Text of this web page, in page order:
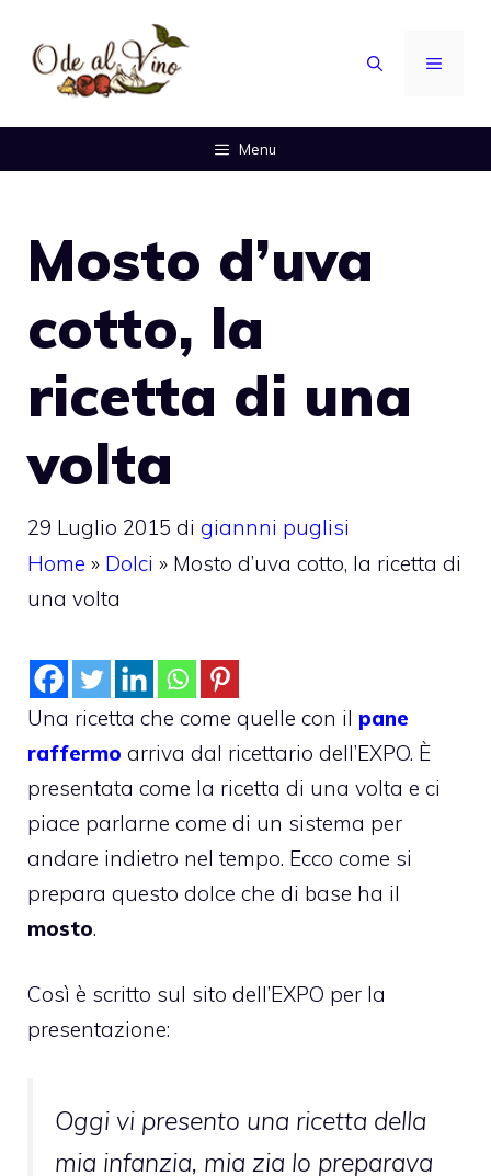
contenuto
MENU
Menu
Mosto d’uva
cotto, la
ricetta di una
volta
29 Luglio 2015 di giannni puglisi
Home » Dolci » Mosto d’uva cotto, la ricetta di
una volta
Una ricetta che come quelle con il pane
raffermo arriva dal ricettario dell’EXPO. È
presentata come la ricetta di una volta e ci
piace parlarne come di un sistema per
andare indietro nel tempo. Ecco come si
prepara questo dolce che di base ha il
mosto.
Così è scritto sul sito dell’EXPO per la
presentazione:
Oggi vi presento una ricetta della
mia infanzia, mia zia lo preparava